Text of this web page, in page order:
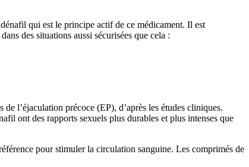
qui est le principe actif de ce médicament. Il est
des situations aussi sécurisées que cela :
l’éjaculation précoce (EP), d’après les études cliniques.
ont des rapports sexuels plus durables et plus intenses que
pour stimuler la circulation sanguine. Les comprimés de